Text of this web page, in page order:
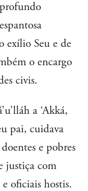
exílio Seu e de
o encargo
civis.
a ‘Akká,
pai, cuidava
e pobres
justiça com
oficiais hostis.